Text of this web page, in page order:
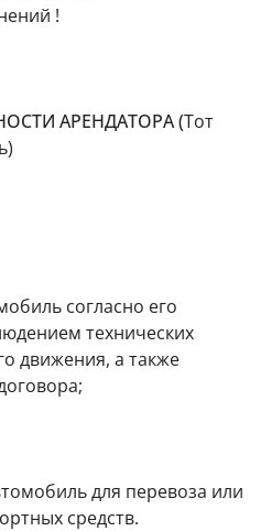
!
АРЕНДАТОРА (Тот
согласно его
технических
движения, а также
для перевоза или
средств.